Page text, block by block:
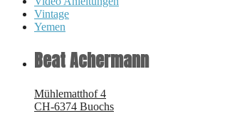
Vintage
Yemen
Beat Achermann
Mühlematthof 4
CH-6374 Buochs